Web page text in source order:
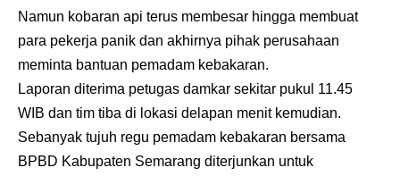
Namun kobaran api terus membesar hingga membuat
para pekerja panik dan akhirnya pihak perusahaan
meminta bantuan pemadam kebakaran.
Laporan diterima petugas damkar sekitar pukul 11.45
WIB dan tim tiba di lokasi delapan menit kemudian.
Sebanyak tujuh regu pemadam kebakaran bersama
BPBD Kabupaten Semarang diterjunkan untuk